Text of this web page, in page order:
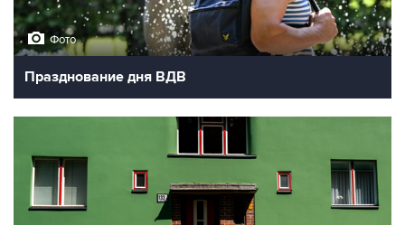
Фото
Празднование дня ВДВ